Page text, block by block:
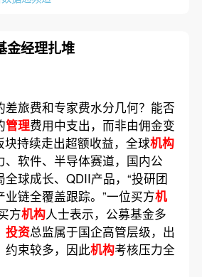
金经理扎堆
差旅费和专家费水分几何？能否
管理费用中支出，而非由佣金变
持续走出超额收益，全球机构
、软件、半导体赛道，国内公
球成长、QDII产品，“投研团
链全覆盖跟踪。”一位买方机
方机构人士表示，公募基金多
投资总监属于国企高管层级，出
约束较多，因此机构考核压力全